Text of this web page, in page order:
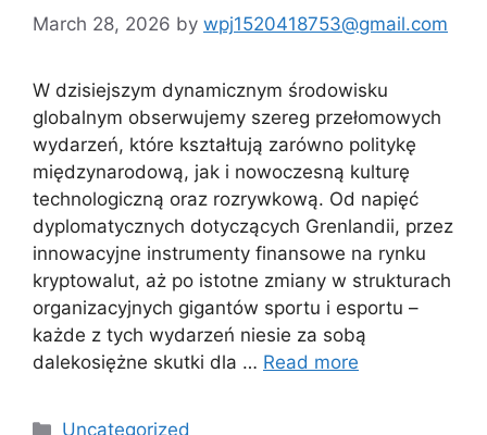
March 28, 2026 by wpj1520418753@gmail.com
W dzisiejszym dynamicznym środowisku
globalnym obserwujemy szereg przełomowych
wydarzeń, które kształtują zarówno politykę
międzynarodową, jak i nowoczesną kulturę
technologiczną oraz rozrywkową. Od napięć
dyplomatycznych dotyczących Grenlandii, przez
innowacyjne instrumenty finansowe na rynku
kryptowalut, aż po istotne zmiany w strukturach
organizacyjnych gigantów sportu i esportu –
każde z tych wydarzeń niesie za sobą
dalekosiężne skutki dla … Read more
Categories
Uncategorized